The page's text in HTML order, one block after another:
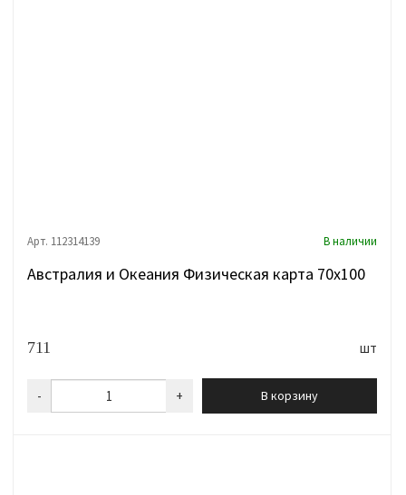
Арт. 112314139 В наличии
Австралия и Океания Физическая карта 70х100
711 шт
- + В корзину